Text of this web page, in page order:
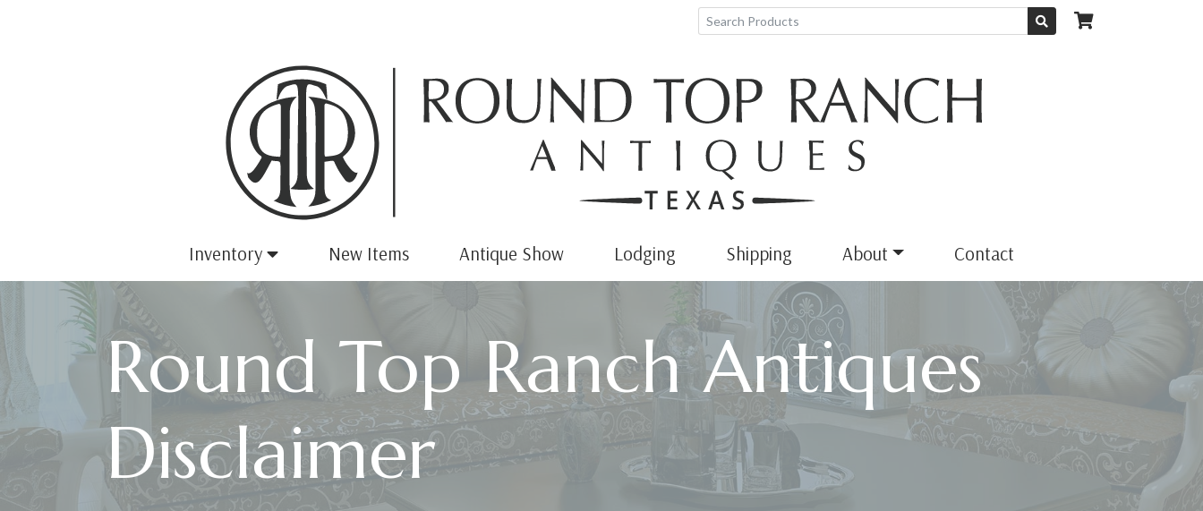
Inventory New Items Antique Show Lodging Shipping About Contact
Round Top Ranch Antiques
Disclaimer